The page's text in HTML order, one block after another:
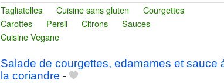
Tagliatelles Cuisine sans gluten
Courgettes
Carottes
Persil Citrons
Sauces
Cuisine Vegane
Salade de courgettes, edamames et sauce
la coriandre -